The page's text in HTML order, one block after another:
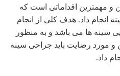
باید رعایت کنیم
مصرف کنید بامصرف زیاد
نمایید.